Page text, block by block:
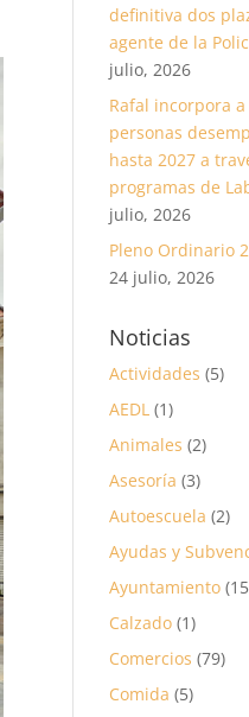
definitiva dos
agente de la
julio, 2026
Rafal incorpora
personas
hasta 2027 a
programas de
julio, 2026
Pleno Ordinario
24 julio, 2026
Noticias
Actividades (5)
AEDL (1)
Animales (2)
Asesoría (3)
Autoescuela (2)
Ayudas y
Ayuntamiento
Calzado (1)
Comercios (79)
Comida (5)